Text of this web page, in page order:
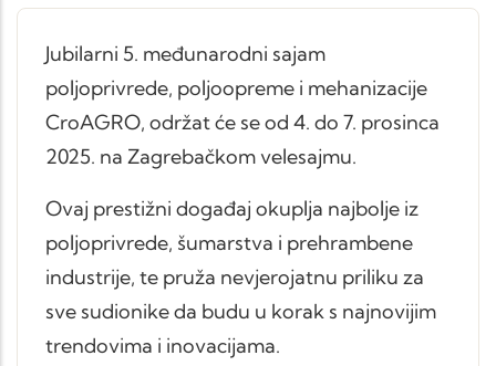
Jubilarni 5. međunarodni sajam
poljoprivrede, poljoopreme i mehanizacije
CroAGRO, održat će se od 4. do 7. prosinca
2025. na Zagrebačkom velesajmu.
Ovaj prestižni događaj okuplja najbolje iz
poljoprivrede, šumarstva i prehrambene
industrije, te pruža nevjerojatnu priliku za
sve sudionike da budu u korak s najnovijim
trendovima i inovacijama.